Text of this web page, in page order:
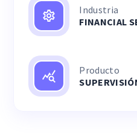
Industria
FINANCIAL
Producto